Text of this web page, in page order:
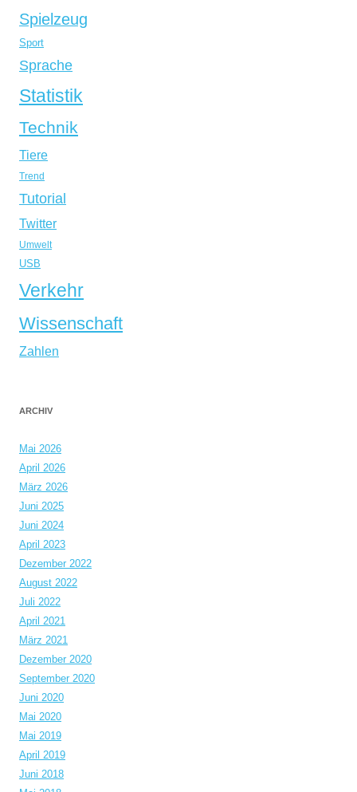
Spielzeug
Sport
Sprache
Statistik
Technik
Tiere
Trend
Tutorial
Twitter
Umwelt
USB
Verkehr
Wissenschaft
Zahlen
ARCHIV
Mai 2026
April 2026
März 2026
Juni 2025
Juni 2024
April 2023
Dezember 2022
August 2022
Juli 2022
April 2021
März 2021
Dezember 2020
September 2020
Juni 2020
Mai 2020
Mai 2019
April 2019
Juni 2018